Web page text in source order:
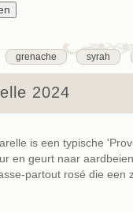
grenache syrah
2024
is een typische
en geurt naar
partout rosé die